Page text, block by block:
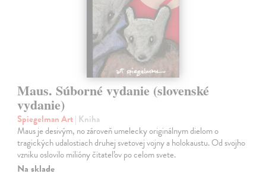
Maus. Súborné vydanie (slovenské
vydanie)
Spiegelman Art| Kniha
Maus je desivým, no zároveň umelecky originálnym dielom o
tragických udalostiach druhej svetovej vojny a holokaustu. Od svojho
vzniku oslovilo milióny čitateľov po celom svete.
Na sklade